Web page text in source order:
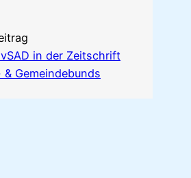
in der Zeitschrift
Gemeindebunds